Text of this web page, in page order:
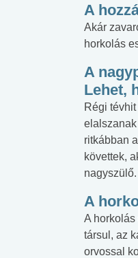
A
Akár
horkolás
A
Lehet,
Régi
ritkábban
követtek,
nagyszülő.
A
A horkolás
társul, az
orvossal